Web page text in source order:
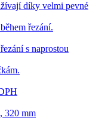
díky velmi pevné
řezání.
s naprostou